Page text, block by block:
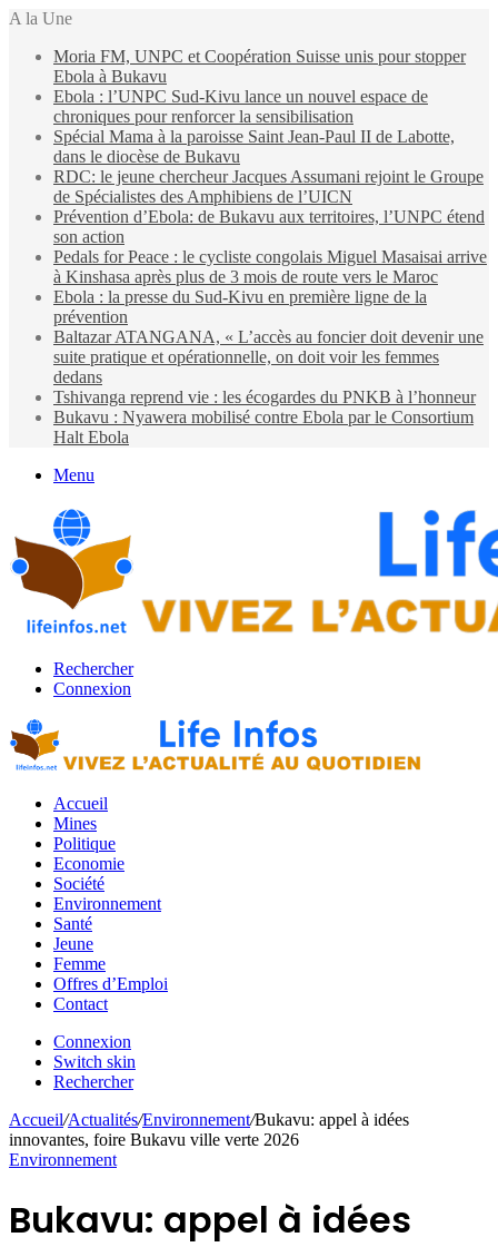
A la Une
Moria FM, UNPC et Coopération Suisse unis pour stopper
Ebola à Bukavu
Ebola : l’UNPC Sud-Kivu lance un nouvel espace de
chroniques pour renforcer la sensibilisation
Spécial Mama à la paroisse Saint Jean-Paul II de Labotte,
dans le diocèse de Bukavu
RDC: le jeune chercheur Jacques Assumani rejoint le Groupe
de Spécialistes des Amphibiens de l’UICN
Prévention d’Ebola: de Bukavu aux territoires, l’UNPC étend
son action
Pedals for Peace : le cycliste congolais Miguel Masaisai arrive
à Kinshasa après plus de 3 mois de route vers le Maroc
Ebola : la presse du Sud-Kivu en première ligne de la
prévention
Baltazar ATANGANA, « L’accès au foncier doit devenir une
suite pratique et opérationnelle, on doit voir les femmes
dedans
Tshivanga reprend vie : les écogardes du PNKB à l’honneur
Bukavu : Nyawera mobilisé contre Ebola par le Consortium
Halt Ebola
Menu
Rechercher
Connexion
Accueil
Mines
Politique
Economie
Société
Environnement
Santé
Jeune
Femme
Offres d’Emploi
Contact
Connexion
Switch skin
Rechercher
Accueil/Actualités/Environnement/Bukavu: appel à idées
innovantes, foire Bukavu ville verte 2026
Environnement
Bukavu: appel à idées